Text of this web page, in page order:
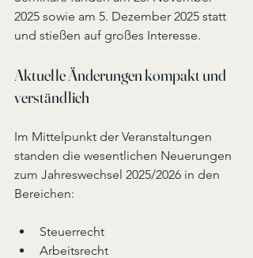
2025 sowie am 5. Dezember 2025 statt
und stießen auf großes Interesse.
Aktuelle Änderungen kompakt und
verständlich
Im Mittelpunkt der Veranstaltungen
standen die wesentlichen Neuerungen
zum Jahreswechsel 2025/2026 in den
Bereichen:
Steuerrecht
Arbeitsrecht